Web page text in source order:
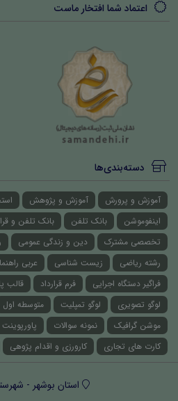
اعتماد شما افتخار ماست
دسته‌بندی‌ها
آموزش و پرورش آموزش و پژوهش
اینفوموشن
بانک تلفن بانک تلفن و
تخصصی مشترک
دین و زندگی عمومی
رشته ریاضی
زیست شناسی عربی
فراگیر دستگاه اجرایی
فرم قرارداد قالب
لوگو تصویری
لوگو تمپلیت متوسطه اول
موشن گرافیک
نمونه سوالات پاورپوینت
کارت های تجاری
کارورزی و اقدام پژوهی
استان بوشهر -